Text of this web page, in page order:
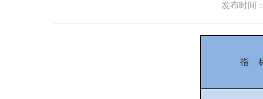
发布时间
指